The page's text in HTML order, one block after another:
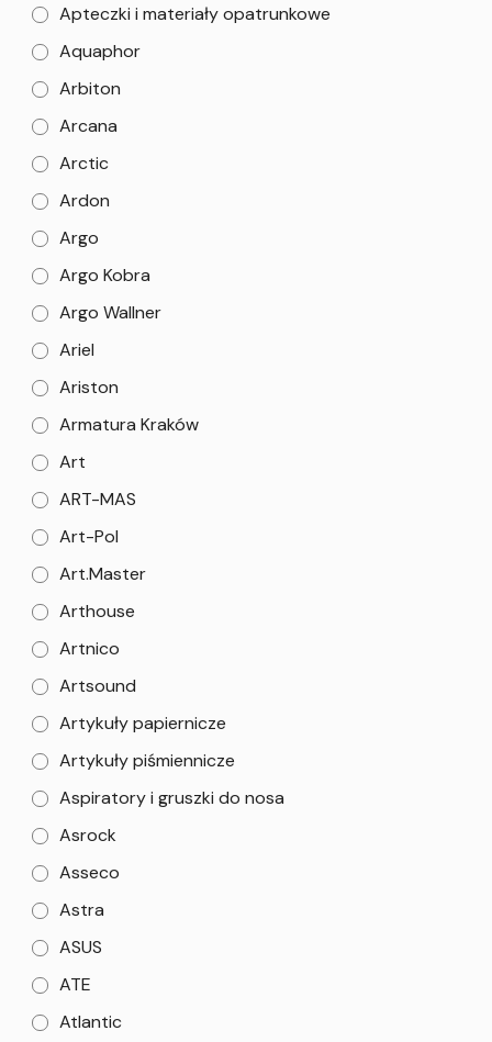
Apteczki i materiały opatrunkowe
Aquaphor
Arbiton
Arcana
Arctic
Ardon
Argo
Argo Kobra
Argo Wallner
Ariel
Ariston
Armatura Kraków
Art
ART-MAS
Art-Pol
Art.Master
Arthouse
Artnico
Artsound
Artykuły papiernicze
Artykuły piśmiennicze
Aspiratory i gruszki do nosa
Asrock
Asseco
Astra
ASUS
ATE
Atlantic